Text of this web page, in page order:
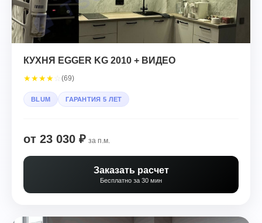
КУХНЯ EGGER KG 2010 + ВИДЕО
★★★★ (69)
BLUM ГАРАНТИЯ 5 ЛЕТ
от 23 030 ₽ за п.м.
Заказать расчет
Бесплатно за 30 мин